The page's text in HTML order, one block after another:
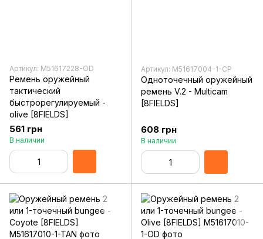
Артикул: M51617228-OD
Ремень оружейный
тактический
быстрорегулируемый -
olive [8FIELDS]
561 грн
В наличии
Артикул: M51617004-1-CP
Одноточечный оружейный
ремень V.2 - Multicam
[8FIELDS]
608 грн
В наличии